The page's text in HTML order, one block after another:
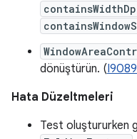
containsWidthDp
dönüştürün. (
Hata Düzeltmeleri
Test oluştururken